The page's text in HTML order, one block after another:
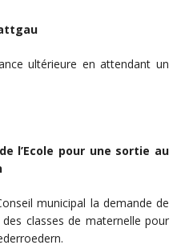
ultérieure en attendant un
l’Ecole pour une sortie au
municipal la demande de
classes de maternelle pour